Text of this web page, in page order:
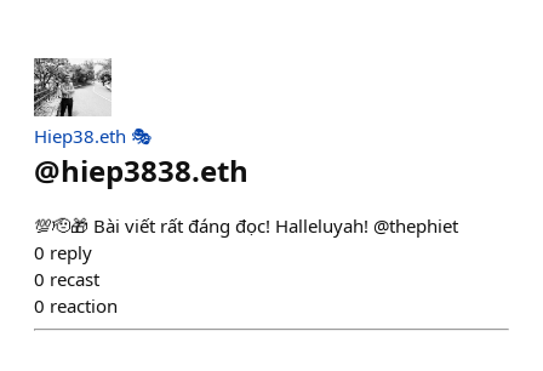
Hiep38.eth 🎭
@hiep3838.eth
💯🫡🎁 Bài viết rất đáng đọc! Halleluyah! @thephiet
0 reply
0 recast
0 reaction